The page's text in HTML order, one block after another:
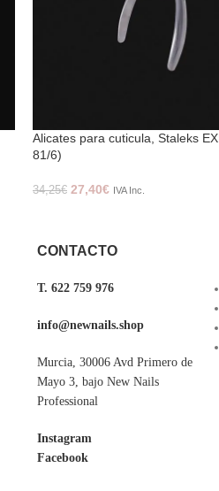
Alicates para cuticula, Staleks
81/6)
34,25€ 27,40€ IVA Inc.
CONTACTO
T. 622 759 976
info@newnails.shop
Murcia, 30006 Avd Primero de
Mayo 3, bajo New Nails
Professional
Instagram
Facebook